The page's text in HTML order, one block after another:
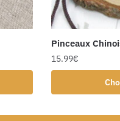
Pinceaux
15.99€